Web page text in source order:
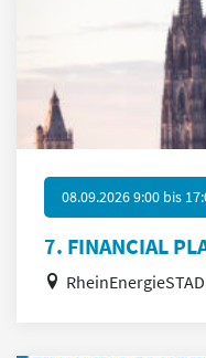
08.09.2026 9:00 bis
7. FINANCIAL